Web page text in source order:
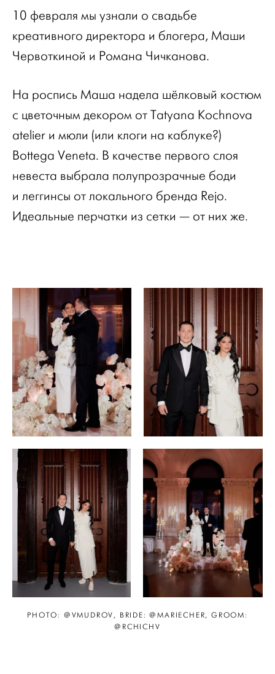
10 февраля мы узнали о свадьбе
креативного директора и блогера, Маши
Червоткиной и Романа Чичканова.
На роспись Маша надела шёлковый костюм
с цветочным декором от Tatyana Kochnova
atelier и мюли (или клоги на каблуке?)
Bottega Veneta. В качестве первого слоя
невеста выбрала полупрозрачные боди
и леггинсы от локального бренда Rejo.
Идеальные перчатки из сетки — от них же.
PHOTO: @VMUDROV, BRIDE: @MARIECHER, GROOM:
@RCHICHV